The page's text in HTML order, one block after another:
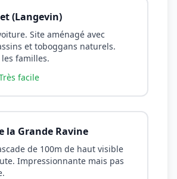
(Langevin)
Site aménagé avec
et toboggans naturels.
familles.
facile
la Grande Ravine
de 100m de haut visible
Impressionnante mais pas